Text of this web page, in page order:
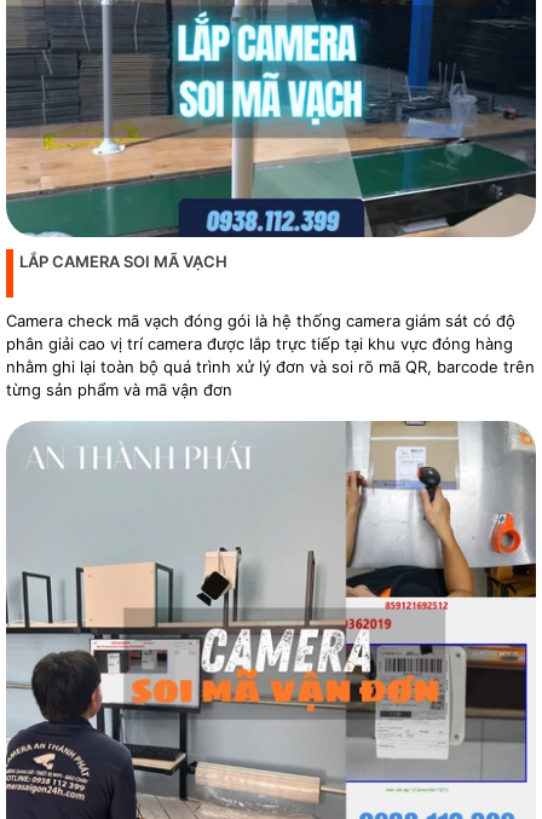
LẮP CAMERA SOI MÃ VẠCH
Camera check mã vạch đóng gói là hệ thống camera giám sát có độ
phân giải cao vị trí camera được lắp trực tiếp tại khu vực đóng hàng
nhằm ghi lại toàn bộ quá trình xử lý đơn và soi rõ mã QR, barcode trên
từng sản phẩm và mã vận đơn